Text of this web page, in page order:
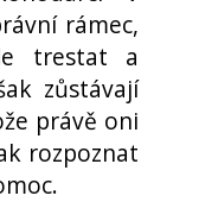
rámec,
trestat a
zůstávají
právě oni
rozpoznat